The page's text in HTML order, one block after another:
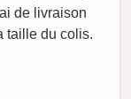
de livraison
taille du colis.